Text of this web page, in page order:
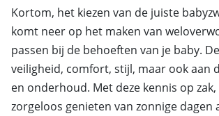
Kortom, het kiezen van de juiste
komt neer op het maken van
passen bij de behoeften van je baby.
veiligheid, comfort, stijl, maar ook aan
en onderhoud. Met deze kennis op
zorgeloos genieten van zonnige dagen